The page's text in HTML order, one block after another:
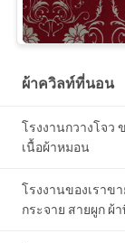
ผ้าควิลท์ที่นอน
โรงงานกวางโจว
เนื้อผ้าหมอน
โรงงานของเราข
กระจาย สายผูก ผ้